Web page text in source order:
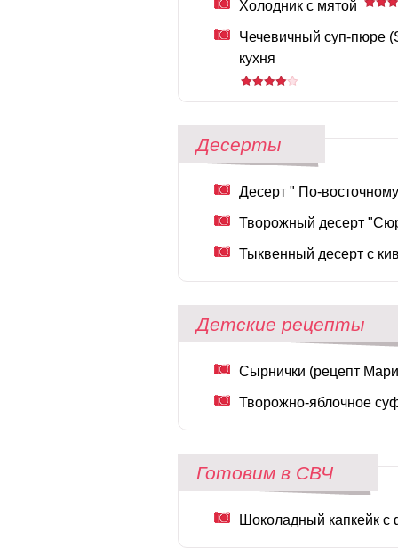
Холодник с мятой
Чечевичный суп-пюре
кухня
Десерты
Десерт " По-
Творожный десерт
Тыквенный десерт с
Детские рецепты
Сырнички (рецепт
Творожно-яблочное
Готовим в СВЧ
Шоколадный капкейк с